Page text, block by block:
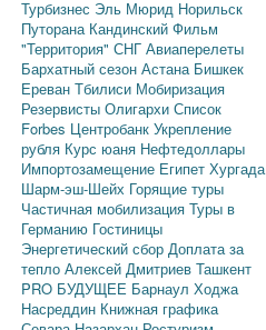
Турбизнес Эль Мюрид Норильск
Путорана Кандинский Фильм
"Территория" СНГ Авиаперелеты
Бархатный сезон Астана Бишкек
Ереван Тбилиси Мобиризация
Резервисты Олигархи Список
Forbes Центробанк Укрепление
рубля Курс юаня Нефтедоллары
Импортозамещение Египет Хургада
Шарм-эш-Шейх Горящие туры
Частичная мобилизация Туры в
Германию Гостиницы
Энергетический сбор Доплата за
тепло Алексей Дмитриев Ташкент
PRO БУДУЩЕЕ Барнаул Ходжа
Насреддин Книжная графика